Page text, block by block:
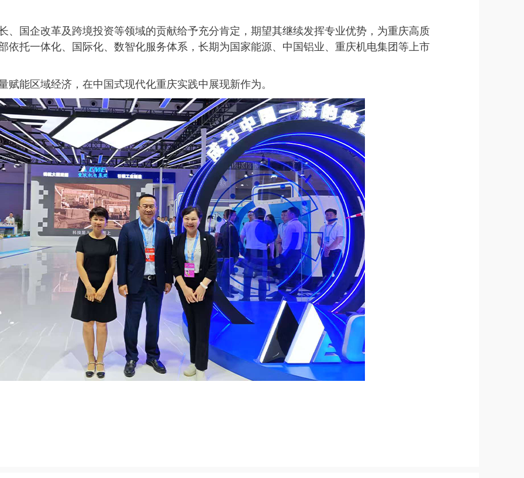
、国企改革及跨境投资等领域的贡献给予充分肯定，期望其继续发挥专业优势，为重庆高质
依托一体化、国际化、数智化服务体系，长期为国家能源、中国铝业、重庆机电集团等上市
赋能区域经济，在中国式现代化重庆实践中展现新作为。